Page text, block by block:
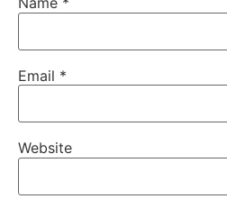
Email *
Website